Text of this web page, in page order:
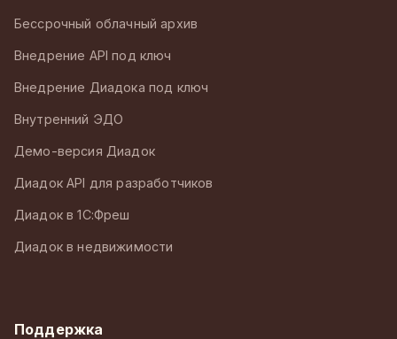
Бессрочный облачный архив
Внедрение API под ключ
Внедрение Диадока под ключ
Внутренний ЭДО
Демо-версия Диадок
Диадок API для разработчиков
Диадок в 1С:Фреш
Диадок в недвижимости
Поддержка